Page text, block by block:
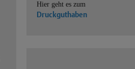
Hier geht es zum
Druckguthaben